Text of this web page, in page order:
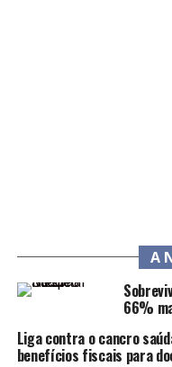
A
66%
Liga contra o cancro
benefícios fiscais para